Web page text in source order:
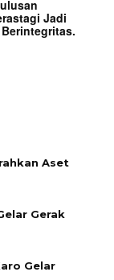
Jadi
Aset
Gerak
Gelar